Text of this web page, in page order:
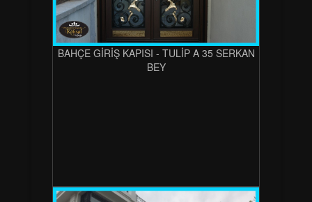
BAHÇE GİRİŞ KAPISI - TULİP A 35 SERKAN
BEY